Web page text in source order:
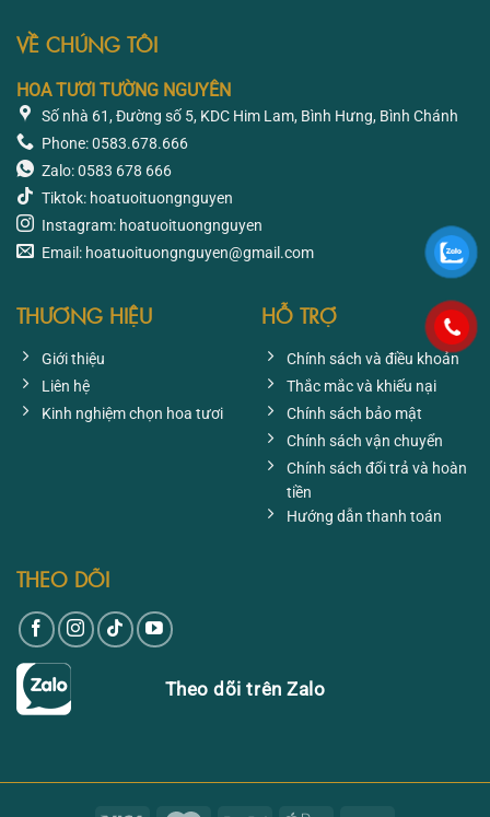
VỀ CHÚNG TÔI
HOA TƯƠI TƯỜNG NGUYÊN
Số nhà 61, Đường số 5, KDC Him Lam, Bình Hưng, Bình Chánh
Phone: 0583.678.666
Zalo: 0583 678 666
Tiktok: hoatuoituongnguyen
Instagram: hoatuoituongnguyen
Email: hoatuoituongnguyen@gmail.com
THƯƠNG HIỆU
Giới thiệu
Liên hệ
Kinh nghiệm chọn hoa tươi
HỖ TRỢ
Chính sách và điều khoản
Thắc mắc và khiếu nại
Chính sách bảo mật
Chính sách vận chuyển
Chính sách đổi trả và hoàn
tiền
Hướng dẫn thanh toán
THEO DÕI
Theo dõi trên Zalo